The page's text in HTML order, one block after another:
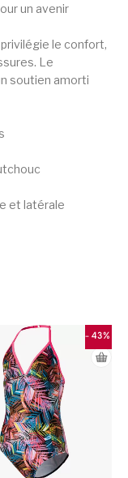
un avenir
le confort,
Le
soutien amorti
et latérale
- 43%